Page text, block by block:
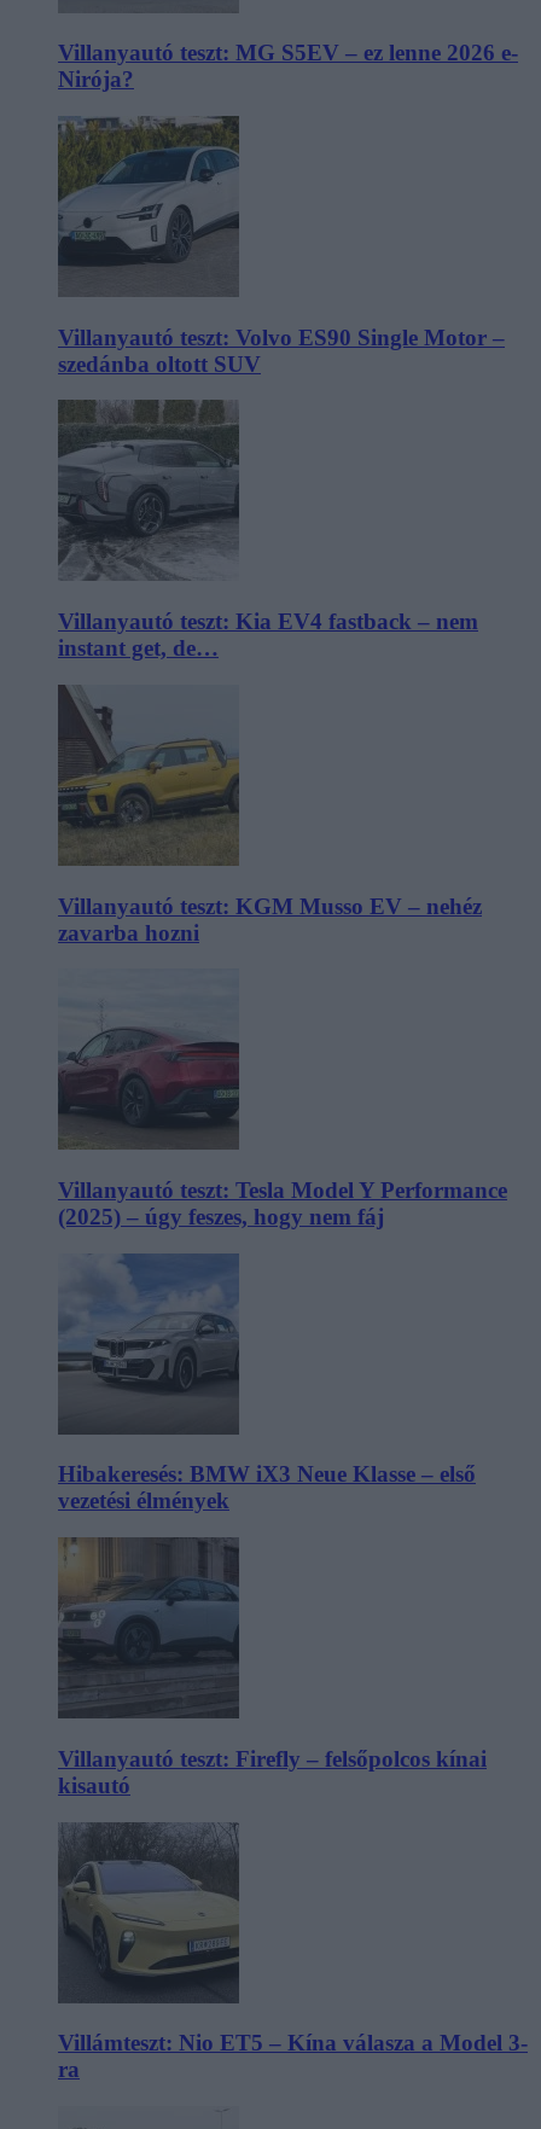
Villanyautó teszt: MG S5EV – ez lenne 2026 e-
Nirója?
Villanyautó teszt: Volvo ES90 Single Motor –
szedánba oltott SUV
Villanyautó teszt: Kia EV4 fastback – nem
instant get, de…
Villanyautó teszt: KGM Musso EV – nehéz
zavarba hozni
Villanyautó teszt: Tesla Model Y Performance
(2025) – úgy feszes, hogy nem fáj
Hibakeresés: BMW iX3 Neue Klasse – első
vezetési élmények
Villanyautó teszt: Firefly – felsőpolcos kínai
kisautó
Villámteszt: Nio ET5 – Kína válasza a Model 3-
ra